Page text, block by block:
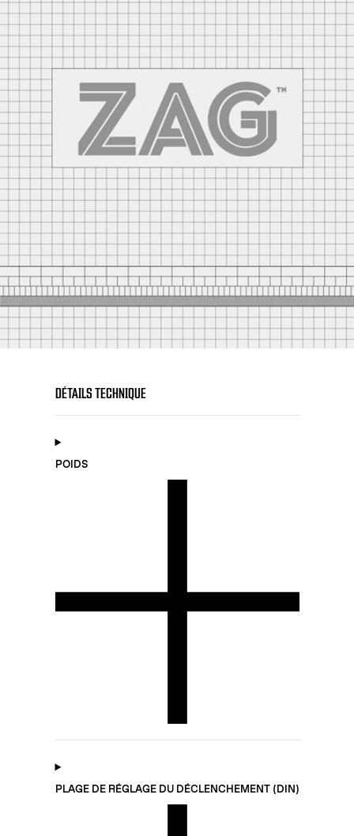
DÉTAILS TECHNIQUE
POIDS
PLAGE DE RÉGLAGE DU DÉCLENCHEMENT (DIN)